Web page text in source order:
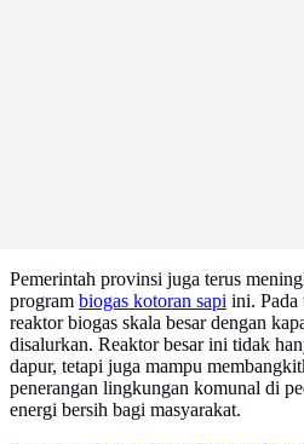
Pemerintah provinsi juga terus
program biogas kotoran sapi ini. Pada
reaktor biogas skala besar dengan
disalurkan. Reaktor besar ini tidak
dapur, tetapi juga mampu
penerangan lingkungan komunal di
energi bersih bagi masyarakat.